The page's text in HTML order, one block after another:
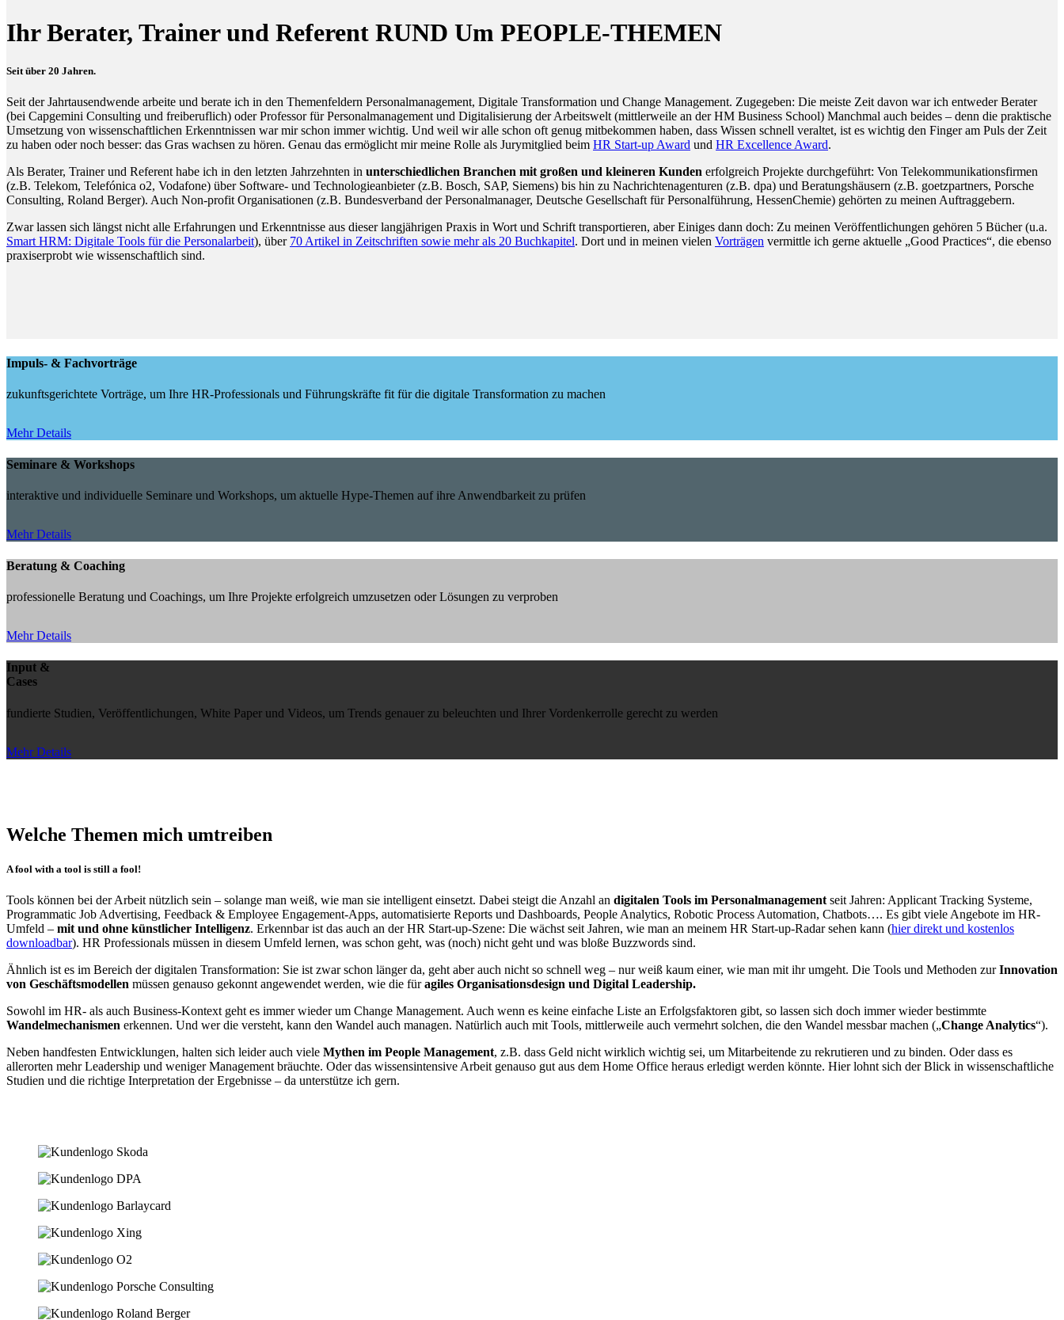
Ihr Berater, Trainer und Referent RUND Um PEOPLE-THEMEN
Seit über 20 Jahren.
Seit der Jahrtausendwende arbeite und berate ich in den Themenfeldern Personalmanagement, Digitale Transformation und Change Management. Zugegeben: Die meiste Zeit davon war ich entweder Berater
(bei Capgemini Consulting und freiberuflich) oder Professor für Personalmanagement und Digitalisierung der Arbeitswelt (mittlerweile an der HM Business School) Manchmal auch beides – denn die praktische
Umsetzung von wissenschaftlichen Erkenntnissen war mir schon immer wichtig. Und weil wir alle schon oft genug mitbekommen haben, dass Wissen schnell veraltet, ist es wichtig den Finger am Puls der Zeit
zu haben oder noch besser: das Gras wachsen zu hören. Genau das ermöglicht mir meine Rolle als Jurymitglied beim HR Start-up Award und HR Excellence Award.
Als Berater, Trainer und Referent habe ich in den letzten Jahrzehnten in unterschiedlichen Branchen mit großen und kleineren Kunden erfolgreich Projekte durchgeführt: Von Telekommunikationsfirmen
(z.B. Telekom, Telefónica o2, Vodafone) über Software- und Technologieanbieter (z.B. Bosch, SAP, Siemens) bis hin zu Nachrichtenagenturen (z.B. dpa) und Beratungshäusern (z.B. goetzpartners, Porsche
Consulting, Roland Berger). Auch Non-profit Organisationen (z.B. Bundesverband der Personalmanager, Deutsche Gesellschaft für Personalführung, HessenChemie) gehörten zu meinen Auftraggebern.
Zwar lassen sich längst nicht alle Erfahrungen und Erkenntnisse aus dieser langjährigen Praxis in Wort und Schrift transportieren, aber Einiges dann doch: Zu meinen Veröffentlichungen gehören 5 Bücher (u.a.
Smart HRM: Digitale Tools für die Personalarbeit), über 70 Artikel in Zeitschriften sowie mehr als 20 Buchkapitel. Dort und in meinen vielen Vorträgen vermittle ich gerne aktuelle „Good Practices“, die ebenso
praxiserprobt wie wissenschaftlich sind.
Impuls- & Fachvorträge
zukunftsgerichtete Vorträge, um Ihre HR-Professionals und Führungskräfte fit für die digitale Transformation zu machen
Mehr Details
Seminare & Workshops
interaktive und individuelle Seminare und Workshops, um aktuelle Hype-Themen auf ihre Anwendbarkeit zu prüfen
Mehr Details
Beratung & Coaching
professionelle Beratung und Coachings, um Ihre Projekte erfolgreich umzusetzen oder Lösungen zu verproben
Mehr Details
Input &
Cases
fundierte Studien, Veröffentlichungen, White Paper und Videos, um Trends genauer zu beleuchten und Ihrer Vordenkerrolle gerecht zu werden
Mehr Details
Welche Themen mich umtreiben
A fool with a tool is still a fool!
Tools können bei der Arbeit nützlich sein – solange man weiß, wie man sie intelligent einsetzt. Dabei steigt die Anzahl an digitalen Tools im Personalmanagement seit Jahren: Applicant Tracking Systeme,
Programmatic Job Advertising, Feedback & Employee Engagement-Apps, automatisierte Reports und Dashboards, People Analytics, Robotic Process Automation, Chatbots…. Es gibt viele Angebote im HR-
Umfeld – mit und ohne künstlicher Intelligenz. Erkennbar ist das auch an der HR Start-up-Szene: Die wächst seit Jahren, wie man an meinem HR Start-up-Radar sehen kann (hier direkt und kostenlos
downloadbar). HR Professionals müssen in diesem Umfeld lernen, was schon geht, was (noch) nicht geht und was bloße Buzzwords sind.
Ähnlich ist es im Bereich der digitalen Transformation: Sie ist zwar schon länger da, geht aber auch nicht so schnell weg – nur weiß kaum einer, wie man mit ihr umgeht. Die Tools und Methoden zurInnovation
von Geschäftsmodellen müssen genauso gekonnt angewendet werden, wie die füragiles Organisationsdesign und Digital Leadership.
Sowohl im HR- als auch Business-Kontext geht es immer wieder um Change Management. Auch wenn es keine einfache Liste an Erfolgsfaktoren gibt, so lassen sich doch immer wieder bestimmte
Wandelmechanismen erkennen. Und wer die versteht, kann den Wandel auch managen. Natürlich auch mit Tools, mittlerweile auch vermehrt solchen, die den Wandel messbar machen („Change Analytics“).
Neben handfesten Entwicklungen, halten sich leider auch viele Mythen im People Management, z.B. dass Geld nicht wirklich wichtig sei, um Mitarbeitende zu rekrutieren und zu binden. Oder dass es
allerorten mehr Leadership und weniger Management bräuchte. Oder das wissensintensive Arbeit genauso gut aus dem Home Office heraus erledigt werden könnte. Hier lohnt sich der Blick in wissenschaftliche
Studien und die richtige Interpretation der Ergebnisse – da unterstütze ich gern.